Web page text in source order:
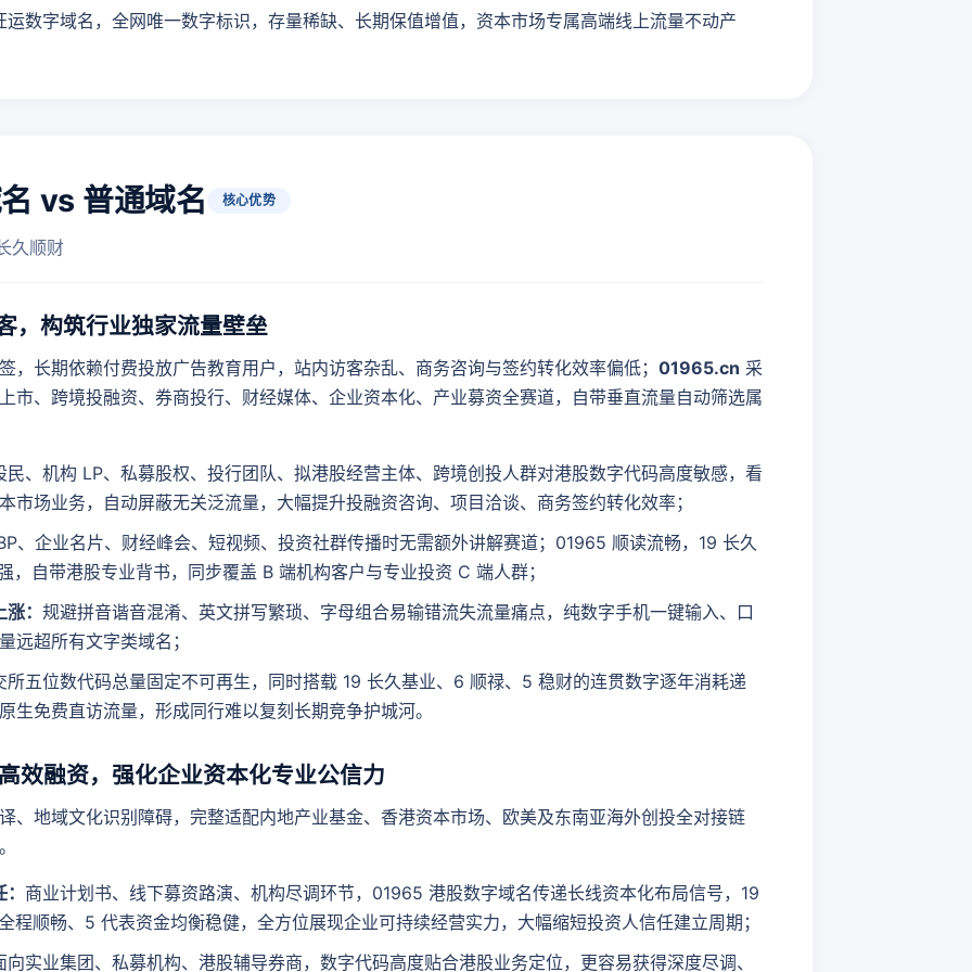
运数字域名，全网唯一数字标识，存量稀缺、长期保值增值，资本市场专属高端线上流量不动产
vs 普通域名 核心优势
久顺财
，构筑行业独家流量壁垒
，长期依赖付费投放广告教育用户，站内访客杂乱、商务咨询与签约转化效率偏低； 01965.cn 采
市、跨境投融资、券商投行、财经媒体、企业资本化、产业募资全赛道，自带垂直流量自动筛选属
民、机构 LP、私募股权、投行团队、拟港股经营主体、跨境创投人群对港股数字代码高度敏感，看
市场业务，自动屏蔽无关泛流量，大幅提升投融资咨询、项目洽谈、商务签约转化效率；
、企业名片、财经峰会、短视频、投资社群传播时无需额外讲解赛道；01965 顺读流畅，19 长久
自带港股专业背书，同步覆盖 B 端机构客户与专业投资 C 端人群；
： 规避拼音谐音混淆、英文拼写繁琐、字母组合易输错流失流量痛点，纯数字手机一键输入、口
远超所有文字类域名；
所五位数代码总量固定不可再生，同时搭载 19 长久基业、6 顺禄、5 稳财的连贯数字逐年消耗递
生免费直访流量，形成同行难以复刻长期竞争护城河。
效融资，强化企业资本化专业公信力
、地域文化识别障碍，完整适配内地产业基金、香港资本市场、欧美及东南亚海外创投全对接链
商业计划书、线下募资路演、机构尽调环节，01965 港股数字域名传递长线资本化布局信号，19
程顺畅、5 代表资金均衡稳健，全方位展现企业可持续经营实力，大幅缩短投资人信任建立周期；
向实业集团、私募机构、港股辅导券商，数字代码高度贴合港股业务定位，更容易获得深度尽调、